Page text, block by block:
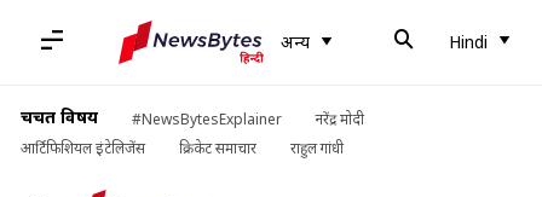
अन्य Hindi
चर्चित विषय #NewsBytesExplainer
नरेंद्र मोदी
आर्टिफिशियल इंटेलिजेंस
क्रिकेट समाचार राहुल गांधी